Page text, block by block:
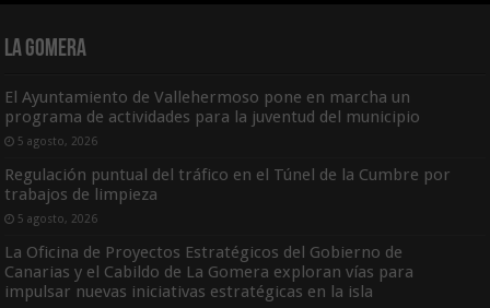
La Gomera
El Ayuntamiento de Vallehermoso pone en marcha un
programa de actividades para la juventud del municipio
5 agosto, 2026
Regulación puntual del tráfico en el Túnel de la Cumbre por
trabajos de limpieza
5 agosto, 2026
La Oficina de Proyectos Estratégicos del Gobierno de
Canarias y el Cabildo de La Gomera exploran vías para
impulsar nuevas iniciativas estratégicas en la isla